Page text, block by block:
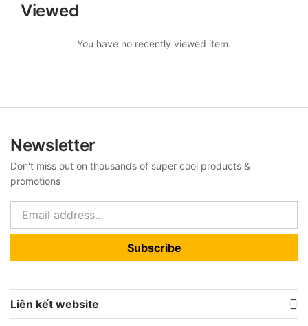
Viewed
You have no recently viewed item.
Newsletter
Don't miss out on thousands of super cool products &
promotions
Subscribe
Liên kết website